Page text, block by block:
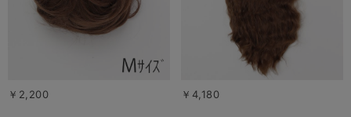
￥2,200 ￥4,180